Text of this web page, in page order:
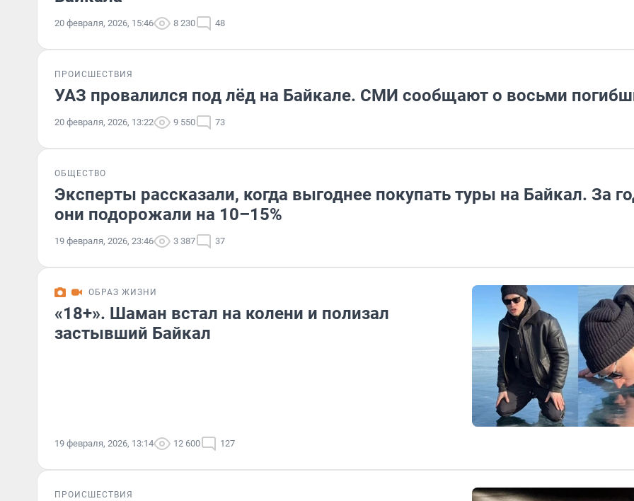
20 февраля, 2026, 15:46 8 230 48
ПРОИСШЕСТВИЯ
УАЗ провалился под лёд на Байкале. СМИ сообщают о восьми
20 февраля, 2026, 13:22 9 550 73
ОБЩЕСТВО
Эксперты рассказали, когда выгоднее покупать туры на Байкал. За
они подорожали на 10–15%
19 февраля, 2026, 23:46 3 387 37
ОБРАЗ ЖИЗНИ
«18+». Шаман встал на колени и полизал
застывший Байкал
19 февраля, 2026, 13:14 12 600 127
ПРОИСШЕСТВИЯ